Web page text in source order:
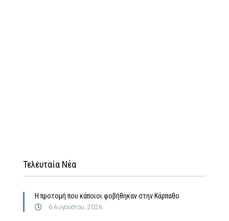
Τελευταία Νέα
Η προτομή που κάποιοι φοβήθηκαν στην Κάρπαθο
6 Αυγούστου, 2026